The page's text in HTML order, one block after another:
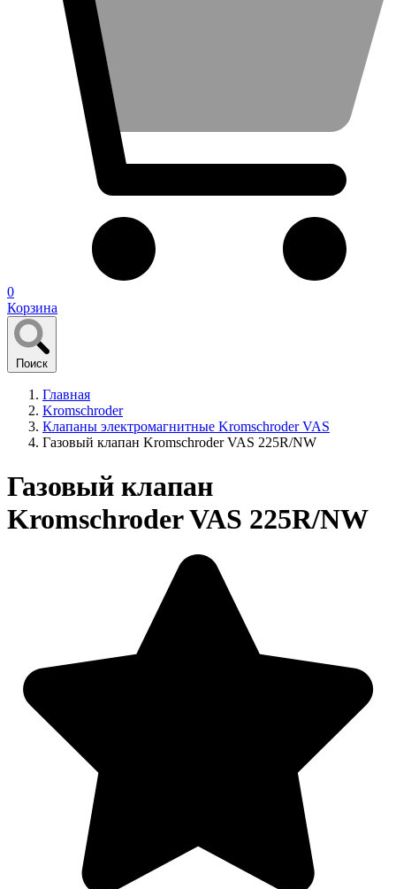
0
Корзина
Поиск
Главная
Kromschroder
Клапаны электромагнитные Kromschroder VAS
Газовый клапан Kromschroder VAS 225R/NW
Газовый клапан
Kromschroder VAS 225R/NW